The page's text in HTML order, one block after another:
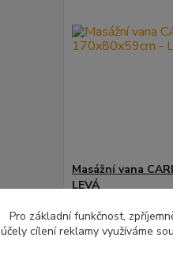
Masážní vana
LEVÁ
33 759 Kč/ks
27 900 Kčbez DPH
Pro základní funkčnost,
účely cílení reklamy využíváme